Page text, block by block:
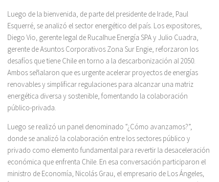
Luego de la bienvenida, de parte del presidente de Irade, Paul
Esquerré, se analizó el sector energético del país. Los expositores,
Diego Vio, gerente legal de Rucalhue Energía SPA y Julio Cuadra,
gerente de Asuntos Corporativos Zona Sur Engie, reforzaron los
desafíos que tiene Chile en torno a la descarbonización al 2050.
Ambos señalaron que es urgente acelerar proyectos de energías
renovables y simplificar regulaciones para alcanzar una matriz
energética diversa y sostenible, fomentando la colaboración
público-privada.
Luego se realizó un panel denominado “¿Cómo avanzamos?”,
donde se analizó la colaboración entre los sectores público y
privado como elemento fundamental para revertir la desaceleración
económica que enfrenta Chile. En esa conversación participaron el
ministro de Economía, Nicolás Grau, el empresario de Los Ángeles,